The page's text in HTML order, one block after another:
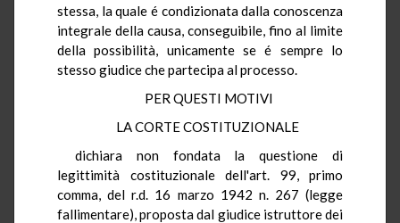
stessa, la quale é condizionata dalla conoscenza
integrale della causa, conseguibile, fino al limite
della possibilità, unicamente se é sempre lo
stesso giudice che partecipa al processo.
PER QUESTI MOTIVI
LA CORTE COSTITUZIONALE
dichiara non fondata la questione di
legittimità costituzionale dell'art. 99, primo
comma, del r.d. 16 marzo 1942 n. 267 (legge
fallimentare), proposta dal giudice istruttore dei